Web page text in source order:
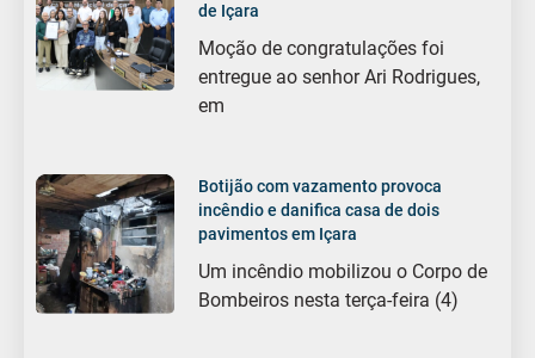
de Içara
Moção de congratulações foi
entregue ao senhor Ari Rodrigues,
em
Botijão com vazamento provoca
incêndio e danifica casa de dois
pavimentos em Içara
Um incêndio mobilizou o Corpo de
Bombeiros nesta terça-feira (4)